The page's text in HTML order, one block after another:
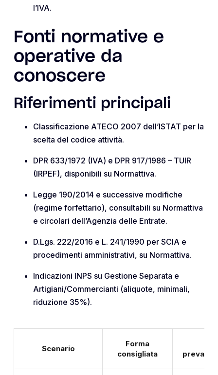
l’IVA.
Fonti normative e
operative da
conoscere
Riferimenti principali
Classificazione ATECO 2007 dell’ISTAT per la
scelta del codice attività.
DPR 633/1972 (IVA) e DPR 917/1986 – TUIR
(IRPEF), disponibili su Normattiva.
Legge 190/2014 e successive modifiche
(regime forfettario), consultabili su Normattiva
e circolari dell’Agenzia delle Entrate.
D.Lgs. 222/2016 e L. 241/1990 per SCIA e
procedimenti amministrativi, su Normattiva.
Indicazioni INPS su Gestione Separata e
Artigiani/Commercianti (aliquote, minimali,
riduzione 35%).
Scenario
Forma
consigliata